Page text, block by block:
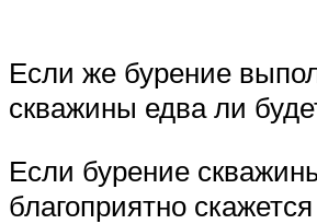
Если же бурение
скважины едва ли
Если бурение
благоприятно